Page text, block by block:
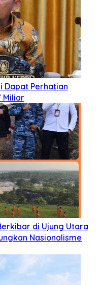
Dapat Perhatian
Miliar
di Ujung Utara
Nasionalisme